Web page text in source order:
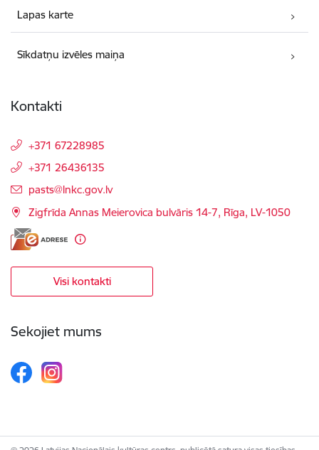
Lapas karte
Sīkdatņu izvēles maiņa
Kontakti
+371 67228985
+371 26436135
E-pasts:
pasts@lnkc.gov.lv
Zigfrīda Annas Meierovica bulvāris 14-7, Rīga, LV-1050
Visi kontakti
Sekojiet mums